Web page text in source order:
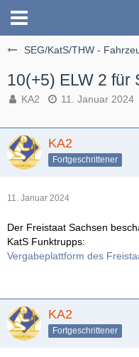
SEG/KatS/THW -
10(+5) ELW 2 für
KA2 11. Januar 2024
KA2
Fortgeschrittener
11. Januar 2024
Der Freistaat Sachsen
KatS Funktrupps:
Vergabeplattform des
KA2
Fortgeschrittener